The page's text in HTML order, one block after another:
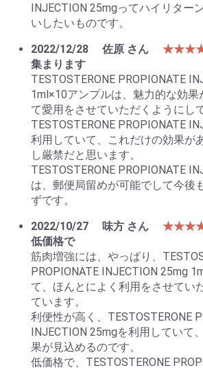
INJECTION 25mgってハイリター
いしたいものです。
2022/12/28
佐原 さん
集まります
TESTOSTERONE PROPIONATE
1ml×10アンプルは、魅力的な効果
て愛用をさせていただくようにし
TESTOSTERONE PROPIONATE
利用していて、これだけの効果が
し厳禁だと思います。
TESTOSTERONE PROPIONATE
は、郵便局留めが可能でして今後
ずです。
2022/10/27
味方 さん
低価格で
筋肉増強には、やっぱり、
PROPIONATE INJECTION 25mg
て、ほんとによく利用をさせてい
ています。
利便性が高く、TESTOSTERONE
INJECTION 25mgを利用していて
果が見込めるのです。
低価格で、TESTOSTERONE